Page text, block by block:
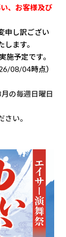
、お客様及び
申し訳ござい
ます。
施予定です。
08/04時点）
の毎週日曜日
い。